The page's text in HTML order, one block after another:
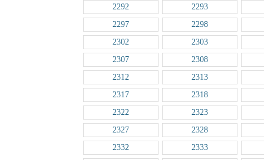
2292
2293
2297
2298
2302
2303
2307
2308
2312
2313
2317
2318
2322
2323
2327
2328
2332
2333